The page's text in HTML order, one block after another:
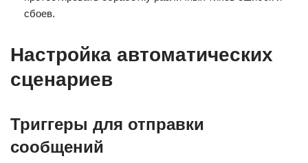
сбоев.
Настройка автоматических
сценариев
Триггеры для отправки
сообщений